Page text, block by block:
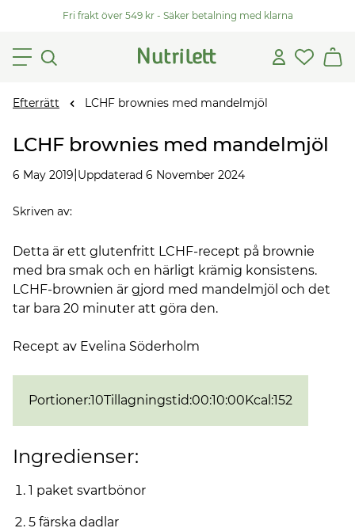
Fri frakt över 549 kr - Säker betalning med klarna
Efterrätt LCHF brownies med mandelmjöl
LCHF brownies med mandelmjöl
6 May 2019 Uppdaterad 6 November 2024
Skriven av:
Detta är ett glutenfritt LCHF-recept på brownie
med bra smak och en härligt krämig konsistens.
LCHF-brownien är gjord med mandelmjöl och det
tar bara 20 minuter att göra den.
Recept av Evelina Söderholm
Portioner:10Tillagningstid:00:10:00Kcal :152
Ingredienser:
1 paket svartbönor
5 färska dadlar